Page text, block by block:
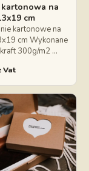
na
cm
kartonowe na
cm Wykonane
300g/m2 …
Vat